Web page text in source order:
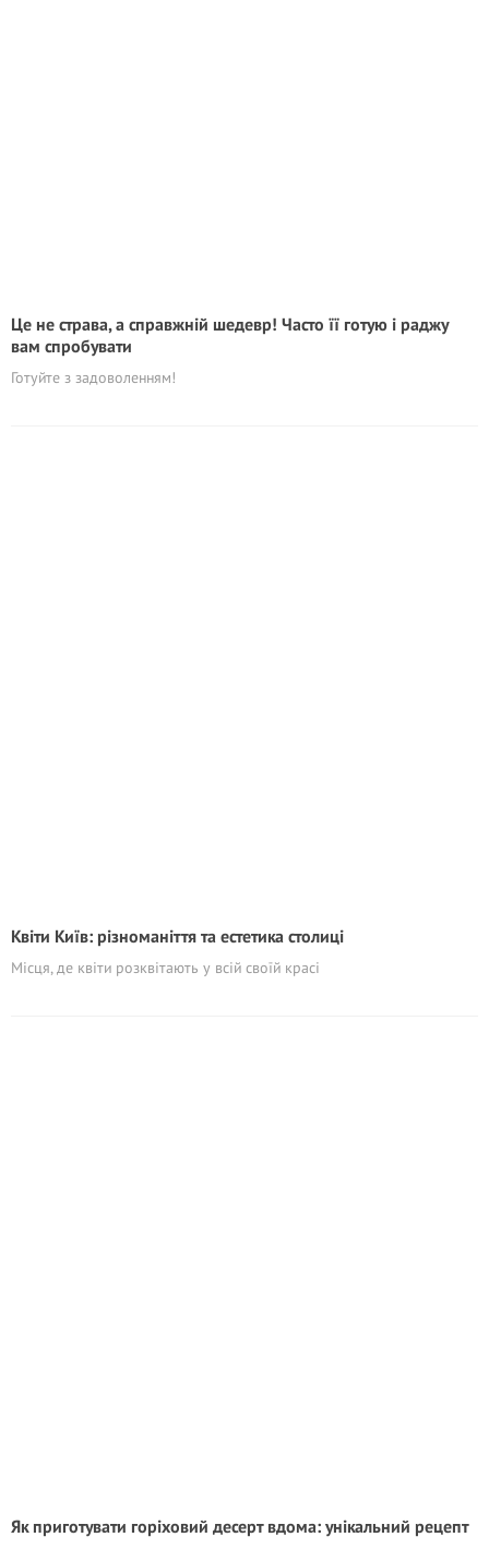
Це не страва, а справжній шедевр! Часто її готую і раджу
вам спробувати
Готуйте з задоволенням!
Квіти Київ: різноманіття та естетика столиці
Місця, де квіти розквітають у всій своїй красі
Як приготувати горіховий десерт вдома: унікальний рецепт